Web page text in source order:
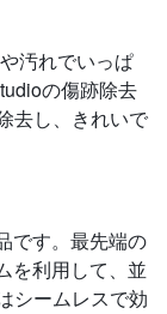
汚れでいっぱ
の傷跡除去
去し、きれいで
です。最先端の
を利用して、並
シームレスで効